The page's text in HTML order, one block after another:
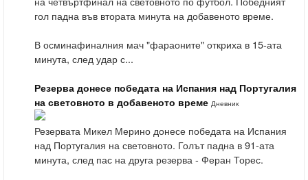
гол падна във втората минута на добавеното време.
В осминафиналния мач "фараоните" откриха в 15-ата
минута, след удар с...
Резерва донесе победата на Испания над Португалия
на световното в добавеното време Дневник
Резервата Микел Мерино донесе победата на Испания
над Португалия на световното. Голът падна в 91-ата
минута, след пас на друга резерва - Феран Торес.